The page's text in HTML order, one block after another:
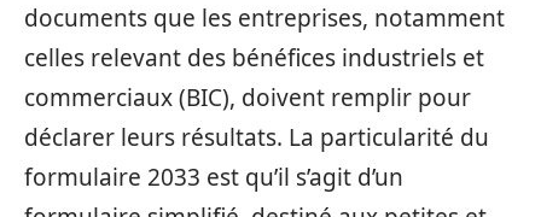
documents que les entreprises, notamment
celles relevant des bénéfices industriels et
commerciaux (BIC), doivent remplir pour
déclarer leurs résultats. La particularité du
formulaire 2033 est qu’il s’agit d’un